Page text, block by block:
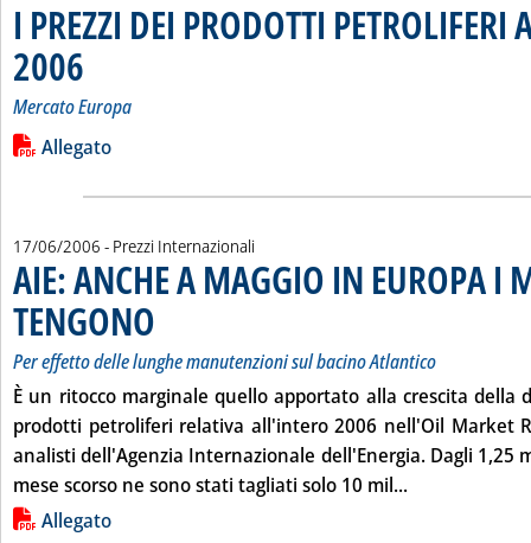
I PREZZI DEI PRODOTTI PETROLIFERI
2006
Mercato Europa
Leggi tutta la notizia: 'I PREZZI DEI PRODOTTI PETROLIFERI
Lista allegati PDF alla notizia
Allegato
17/06/2006 - Prezzi Internazionali
AIE: ANCHE A MAGGIO IN EUROPA I
TENGONO
Per effetto delle lunghe manutenzioni sul bacino Atlantico
È un ritocco marginale quello apportato alla crescita della
prodotti petroliferi relativa all'intero 2006 nell'Oil Market
analisti dell'Agenzia Internazionale dell'Energia. Dagli 1,25
mese scorso ne sono stati tagliati solo 10 mil...Leggi tutta la
Lista allegati PDF alla notizia
Allegato